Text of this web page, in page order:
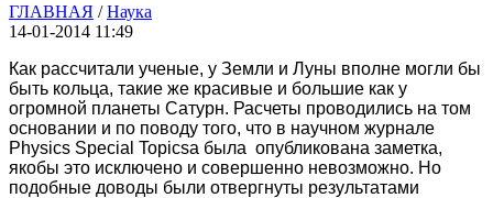
ГЛАВНАЯ /Наука
14-01-2014 11:49
Как рассчитали ученые, у Земли и Луны вполне могли бы
быть кольца, такие же красивые и большие как у
огромной планеты Сатурн. Расчеты проводились на том
основании и по поводу того, что в научном журнале
Physics Special Topicsа была опубликована заметка,
якобы это исключено и совершенно невозможно. Но
подобные доводы были отвергнуты результатами